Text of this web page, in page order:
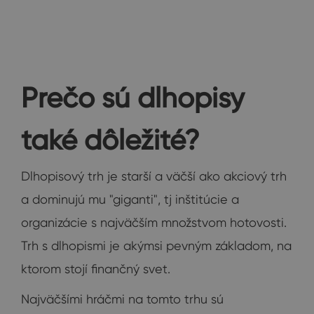
Prečo sú dlhopisy
také dôležité?
Dlhopisový trh je starší a väčší ako akciový trh
a dominujú mu "giganti", tj inštitúcie a
organizácie s najväčším množstvom hotovosti.
Trh s dlhopismi je akýmsi pevným základom, na
ktorom stojí finančný svet.
Najväčšími hráčmi na tomto trhu sú